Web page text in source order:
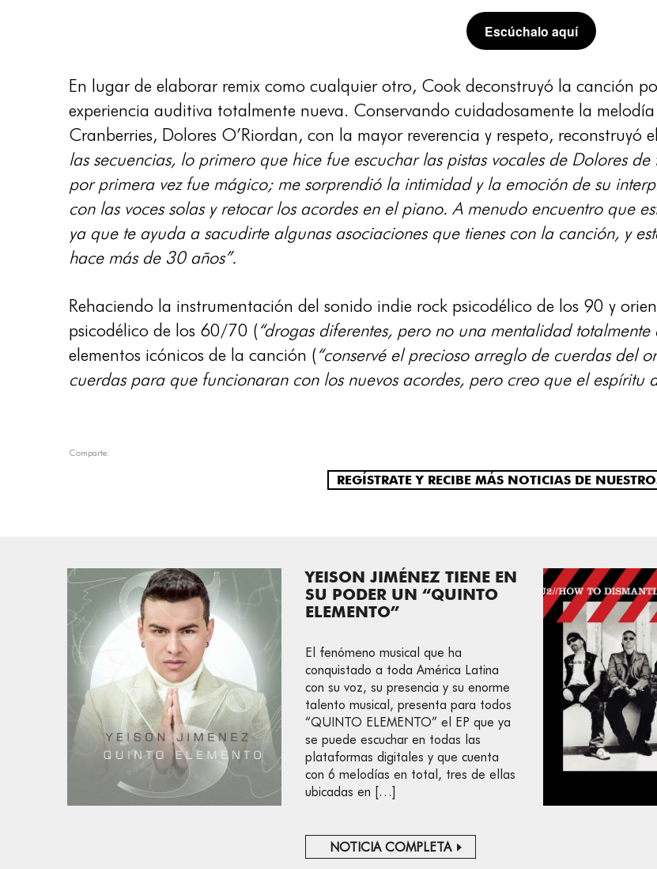
Escúchalo aquí
En lugar de elaborar remix como cualquier otro, Cook deconstruyó la canción
experiencia auditiva totalmente nueva. Conservando cuidadosamente la
Cranberries, Dolores O’Riordan, con la mayor reverencia y respeto, reconstruyó
las secuencias, lo primero que hice fue escuchar las pistas vocales de Dolores
por primera vez fue mágico; me sorprendió la intimidad y la emoción de su
con las voces solas y retocar los acordes en el piano. A menudo encuentro que
ya que te ayuda a sacudirte algunas asociaciones que tienes con la canción, y
hace más de 30 años”.
Rehaciendo la instrumentación del sonido indie rock psicodélico de los 90 y
psicodélico de los 60/70 (“drogas diferentes, pero no una mentalidad totalmente
elementos icónicos de la canción (“conservé el precioso arreglo de cuerdas del
cuerdas para que funcionaran con los nuevos acordes, pero creo que el espíritu
Comparte:
REGÍSTRATE Y RECIBE MÁS NOTICIAS DE
YEISON JIMÉNEZ TIENE EN
SU PODER UN “QUINTO
ELEMENTO”
El fenómeno musical que ha
conquistado a toda América Latina
con su voz, su presencia y su enorme
talento musical, presenta para todos
“QUINTO ELEMENTO” el EP que ya
se puede escuchar en todas las
plataformas digitales y que cuenta
con 6 melodías en total, tres de ellas
ubicadas en […]
NOTICIA COMPLETA